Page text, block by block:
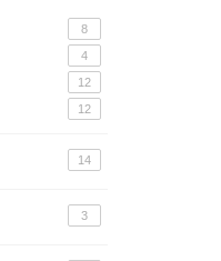
8
4
12
12
14
3